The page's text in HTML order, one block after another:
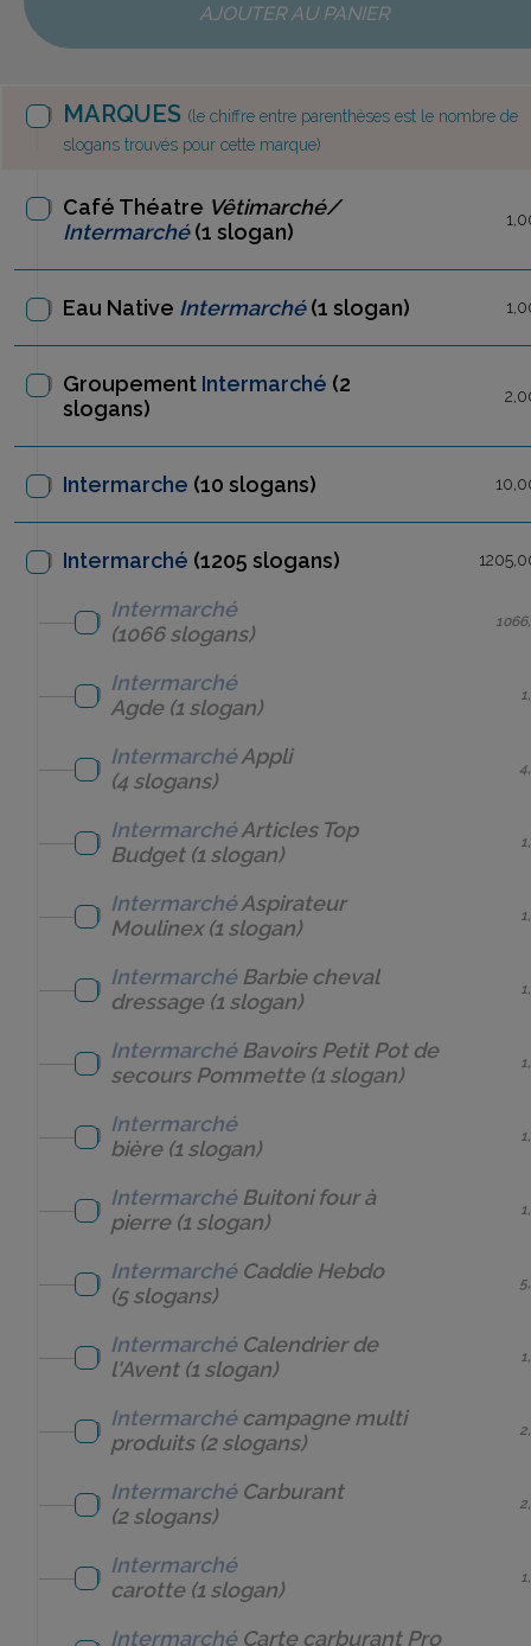
AJOUTER AU PANIER
MARQUES (le chiffre entre parenthèses est le nombre de
slogans trouvés pour cette marque)
Café Théatre Vêtimarché/
Intermarché(1 slogan)
Eau Native Intermarché(1 slogan)
Groupement Intermarché (2
slogans)
Intermarche (10 slogans)
Intermarché (1205 slogans)
Intermarché
(1066 slogans)
Intermarché
Agde(1 slogan)
IntermarchéAppli
(4 slogans)
IntermarchéArticles Top
Budget(1 slogan)
IntermarchéAspirateur
Moulinex(1 slogan)
Intermarché Barbie cheval
dressage(1 slogan)
Intermarché Bavoirs Petit Pot de
secours Pommette(1 slogan)
Intermarché
bière(1 slogan)
Intermarché Buitoni four à
pierre(1 slogan)
Intermarché Caddie Hebdo
(5 slogans)
Intermarché Calendrier de
l'Avent(1 slogan)
Intermarché campagne multi
produits(2 slogans)
Intermarché Carburant
(2 slogans)
Intermarché
carotte(1 slogan)
Intermarché Carte carburant Pro